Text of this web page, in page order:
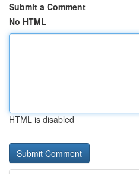
Submit a Comment
No HTML
HTML is disabled